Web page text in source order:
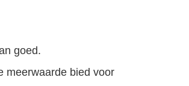
goed.
meerwaarde bied voor